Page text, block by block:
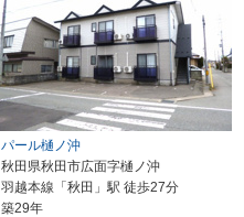
パール樋ノ沖
秋田県秋田市広面字樋ノ沖
羽越本線「秋田」駅 徒歩27分
築29年